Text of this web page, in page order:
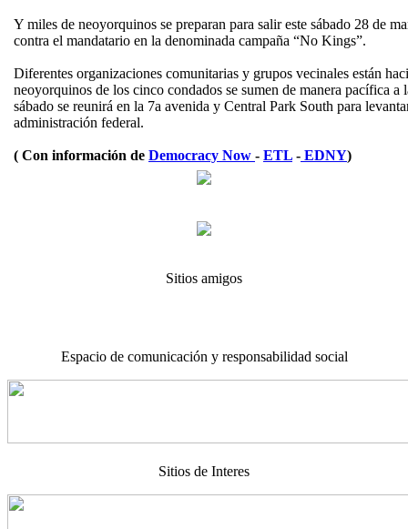
Y miles de neoyorquinos se preparan para salir este sábado 28 de
contra el mandatario en la denominada campaña “No Kings”.
Diferentes organizaciones comunitarias y grupos vecinales están
neoyorquinos de los cinco condados se sumen de manera pacífica a
sábado se reunirá en la 7a avenida y Central Park South para
administración federal.
( Con información de Democracy Now - ETL - EDNY)
Sitios amigos
Espacio de comunicación y responsabilidad social
Sitios de Interes